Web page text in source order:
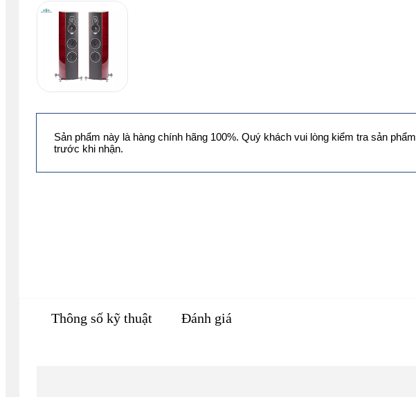
Sản phẩm này là hàng chính hãng 100%. Quý khách vui lòng kiểm tra sản phẩm
trước khi nhận.
Thông số kỹ thuật Đánh giá